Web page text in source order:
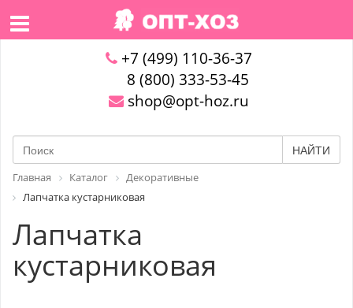
+7 (499) 110-36-37
8 (800) 333-53-45
shop@opt-hoz.ru
НАЙТИ
Главная Каталог
Декоративные
Лапчатка кустарниковая
Лапчатка
кустарниковая